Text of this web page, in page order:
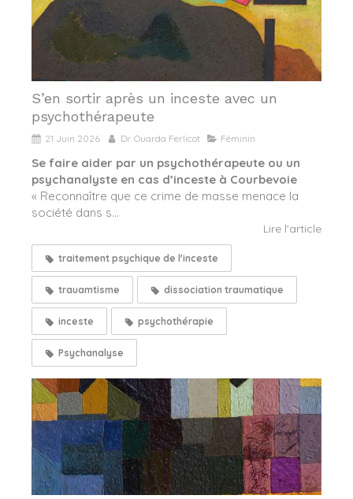
S’en sortir après un inceste avec un
psychothérapeute
21 Juin 2026 Dr. Ouarda Ferlicot Féminin
Se faire aider par un psychothérapeute ou un
psychanalyste en cas d’inceste à Courbevoie
« Reconnaître que ce crime de masse menace la
société dans s...
Lire l'article
traitement psychique de l'inceste
trauamtisme dissociation traumatique
inceste psychothérapie
Psychanalyse